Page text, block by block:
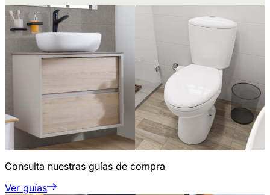
Consulta nuestras guías de compra
Ver guías